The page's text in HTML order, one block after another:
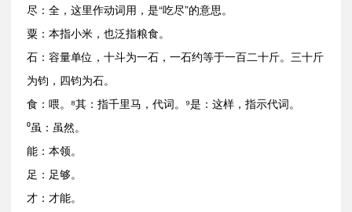
尽：全，这里作动词用，是“吃尽”的意思。
粟：本指小米，也泛指粮食。
石：容量单位，十斗为一石，一石约等于一百二十斤。三十斤
为钧，四钧为石。
食：喂。⁸其：指千里马，代词。⁹是：这样，指示代词。
⁰虽：虽然。
能：本领。
足：足够。
才：才能。